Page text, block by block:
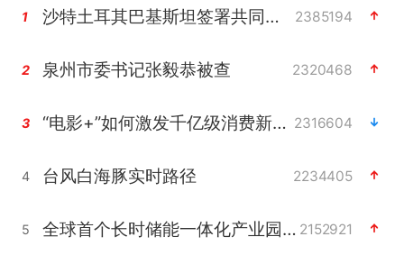
1 沙特土耳其巴基斯坦签署共同防务协议 2385194
2 泉州市委书记张毅恭被查 2320468
3 “电影+”如何激发千亿级消费新活力？ 2316604
4 台风白海豚实时路径 2234405
5 全球首个长时储能一体化产业园量产 2152921